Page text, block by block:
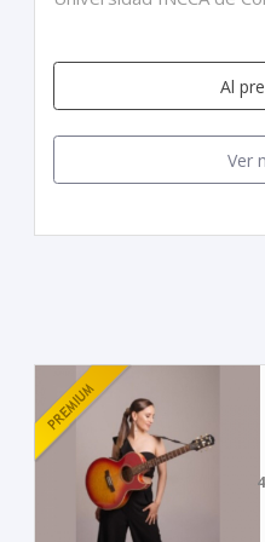
Al
Ver